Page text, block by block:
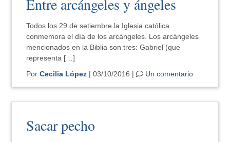
Entre arcángeles y ángeles
Todos los 29 de setiembre la Iglesia católica
conmemora el día de los arcángeles. Los arcángeles
mencionados en la Biblia son tres: Gabriel (que
representa […]
PorCecilia López | 03/10/2016 | Un comentario
Sacar pecho